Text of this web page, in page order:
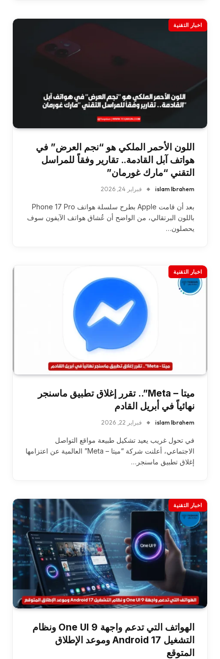
اخبار التقنية
اللون الأحمر الملكي هو “نجم العرض” في
هواتف آبل القادمة.. تقارير وفقاً للمراسل
التقني “مارك غورمان”
islam Ibrahem فبراير 24, 2026
بعد أن قامت Apple بطرح سلسلة هواتف Phone 17 Pro
باللون البرتقالي، من الواضح أن عُشاق هواتف الآيفون سوف
يحصلون…
اخبار التقنية
ميتا – Meta”.. تقرر إغلاق تطبيق ماسنجر
نهائياً في أبريل القادم
islam Ibrahem فبراير 22, 2026
في تحول غريب يعيد تشكيل طبيعة مواقع التواصل
الاجتماعي، أعلنت شركة “ميتا – Meta” العالمية عن اعتزامها
إغلاق تطبيق ماسنجر…
اخبار التقنية
الهواتف التي تدعم واجهة One UI 9 ونظام
التشغيل Android 17 وموعد الإطلاق
المتوقع